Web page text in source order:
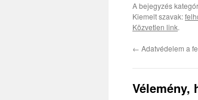
A bejegyzés
Kiemelt szavak:
Közvetlen link.
← Adatvédelem a
Vélemény,